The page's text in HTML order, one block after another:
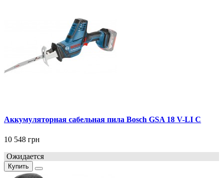
Аккумуляторная сабельная пила Bosch GSA 18 V-LI C
10 548 грн
Ожидается
Купить